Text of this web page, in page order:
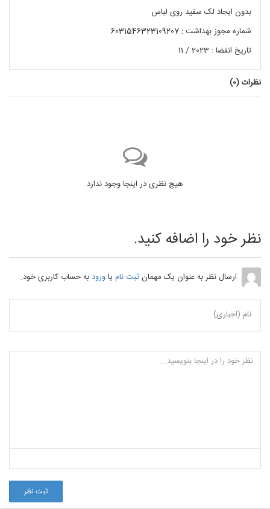
بدون ایجاد لک سفید روی لباس
شماره مجوز بهداشت : 6031546323109207
تاریخ انقضا : 2023 / 11
نظرات (0
)
هیچ نظری در اینجا وجود ندارد
نظر خود را اضافه کنید.
ارسال نظر به عنوان یک مهمانثبت نام یاورودبه حساب کاربری خود.
نام (اجباری)
ثبت نظر